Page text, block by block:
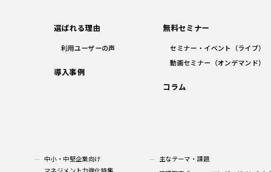
中小・中堅企業向け
主なテーマ・課題
選ばれる理由
利用ユーザーの声
導入事例
無料セミナー
セミナー・イベント（ライブ）
動画セミナー（オンデマンド）
コラム